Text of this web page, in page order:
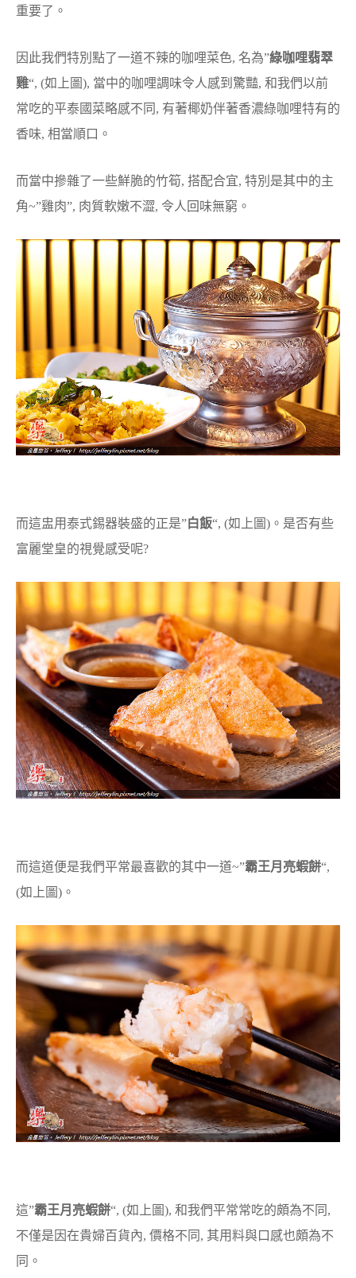
重要了。
因此我們特別點了一道不辣的咖哩菜色, 名為”綠咖哩翡翠
雞“, (如上圖), 當中的咖哩調味令人感到驚豔, 和我們以前
常吃的平泰國菜略感不同, 有著椰奶伴著香濃綠咖哩特有的
香味, 相當順口。
而當中摻雜了一些鮮脆的竹筍, 搭配合宜, 特別是其中的主
角~”雞肉”, 肉質軟嫩不澀, 令人回味無窮。
而這盅用泰式錫器裝盛的正是”白飯“, (如上圖)。是否有些
富麗堂皇的視覺感受呢?
而這道便是我們平常最喜歡的其中一道~”霸王月亮蝦餅“,
(如上圖)。
這”霸王月亮蝦餅“, (如上圖), 和我們平常常吃的頗為不同,
不僅是因在貴婦百貨內, 價格不同, 其用料與口感也頗為不
同。